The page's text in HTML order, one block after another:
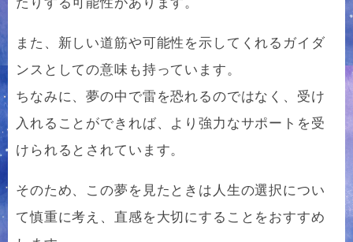
また、新しい道筋や可能性を示してくれるガイダ
ンスとしての意味も持っています。
ちなみに、夢の中で雷を恐れるのではなく、受け
入れることができれば、より強力なサポートを受
けられるとされています。
そのため、この夢を見たときは人生の選択につい
て慎重に考え、直感を大切にすることをおすすめ